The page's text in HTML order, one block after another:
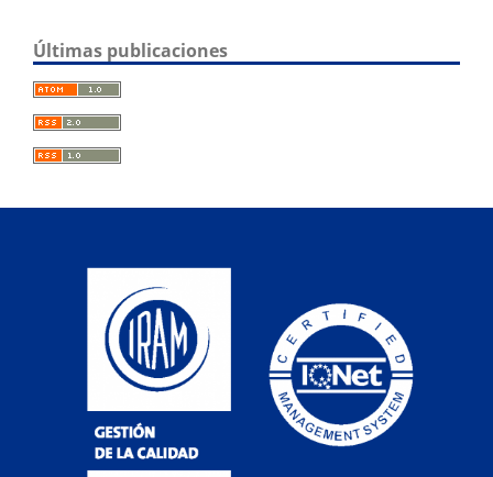
Últimas publicaciones